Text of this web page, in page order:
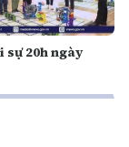
sự 20h ngày